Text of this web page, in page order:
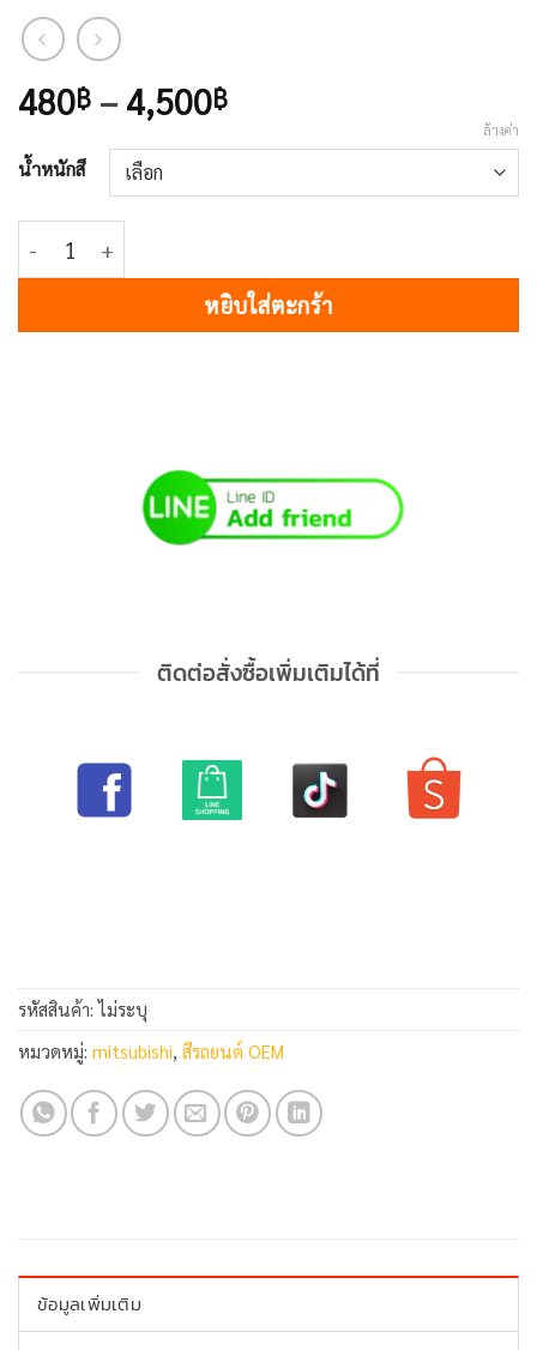
480฿ – 4,500฿Price
through
น้ำหนักสี
ล้างค่า
หยิบใส่ตะกร้า
ติดต่อสั่งซื้อเพิ่มเติมได้ที่
รหัสสินค้า:ไม่ระบุ
หมวดหมู่: mitsubishi, สีรถยนต์ OEM
ข้อมูลเพิ่มเติม